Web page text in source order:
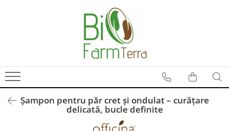
Curatare ten
Protectie solara
Ten acneic
Froika
Ibizaloe
Officina Naturae
Șampon pentru păr cret și ondulat – curățare
delicată, bucle definite